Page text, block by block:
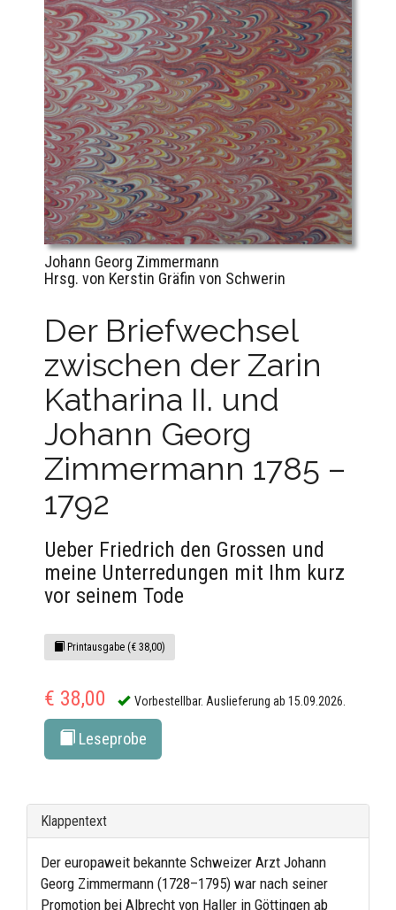
Johann Georg Zimmermann
Hrsg. von Kerstin Gräfin von Schwerin
Der Briefwechsel
zwischen der Zarin
Katharina II. und
Johann Georg
Zimmermann 1785 –
1792
Ueber Friedrich den Grossen und
meine Unterredungen mit Ihm kurz
vor seinem Tode
Printausgabe (€ 38,00)
€ 38,00 Vorbestellbar. Auslieferung ab 15.09.2026.
Leseprobe
Klappentext
Der europaweit bekannte Schweizer Arzt Johann
Georg Zimmermann (1728–1795) war nach seiner
Promotion bei Albrecht von Haller in Göttingen ab